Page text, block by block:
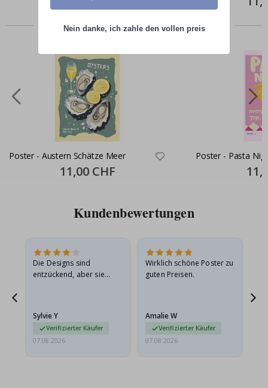
Price
Zusammen gekaufte Produkte
Poster - Austern Schätze Meer
Special
Price
11,00 CHF
Poster - Pasta
Price
Kundenbewertungen
Die Designs sind
entzückend, aber sie
sie…
Sylvie Y
Verifizierter Käufer
07.08.2026
Wirklich schöne Poster zu
guten Preisen.
Amalie W
Verifizierter Käufer
07.08.2026
Nein danke, ich zahle den vollen preis